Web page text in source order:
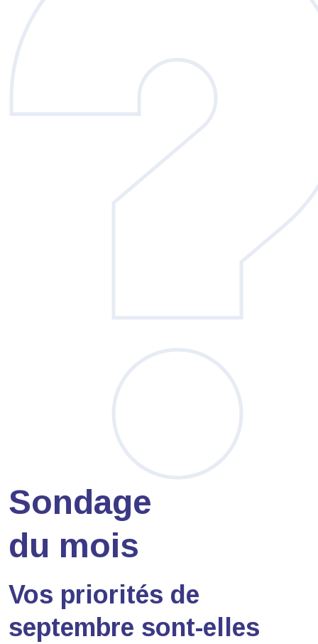
Sondage
du mois
Vos priorités de
septembre sont-elles